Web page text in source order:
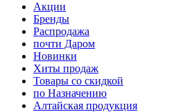
Акции
Бренды
Распродажа
почти Даром
Новинки
Хиты продаж
Товары со скидкой
по Назначению
Алтайская продукция